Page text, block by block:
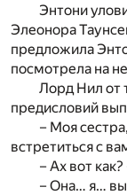
Энтони
Элеонора
предложила
посмотрела на
Лорд Нил от
предисловий
– Моя
встретиться с
– Ах вот
– Она… я…